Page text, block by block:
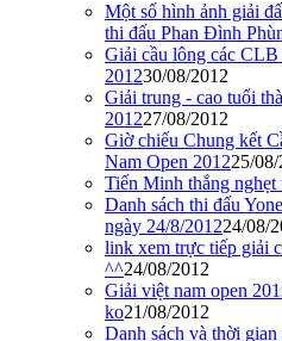
Một số hình ảnh giải
thi đấu Phan Đình
Giải cầu lông các
201230/08/2012
Giải trung - cao tuổi
201227/08/2012
Giờ chiếu Chung kết
Nam Open 201225/
Tiến Minh thắng nghẹt
Danh sách thi đấu
ngày 24/8/201224/08/
link xem trực tiếp giải
^^24/08/2012
Giải việt nam open
ko21/08/2012
Danh sách và thời